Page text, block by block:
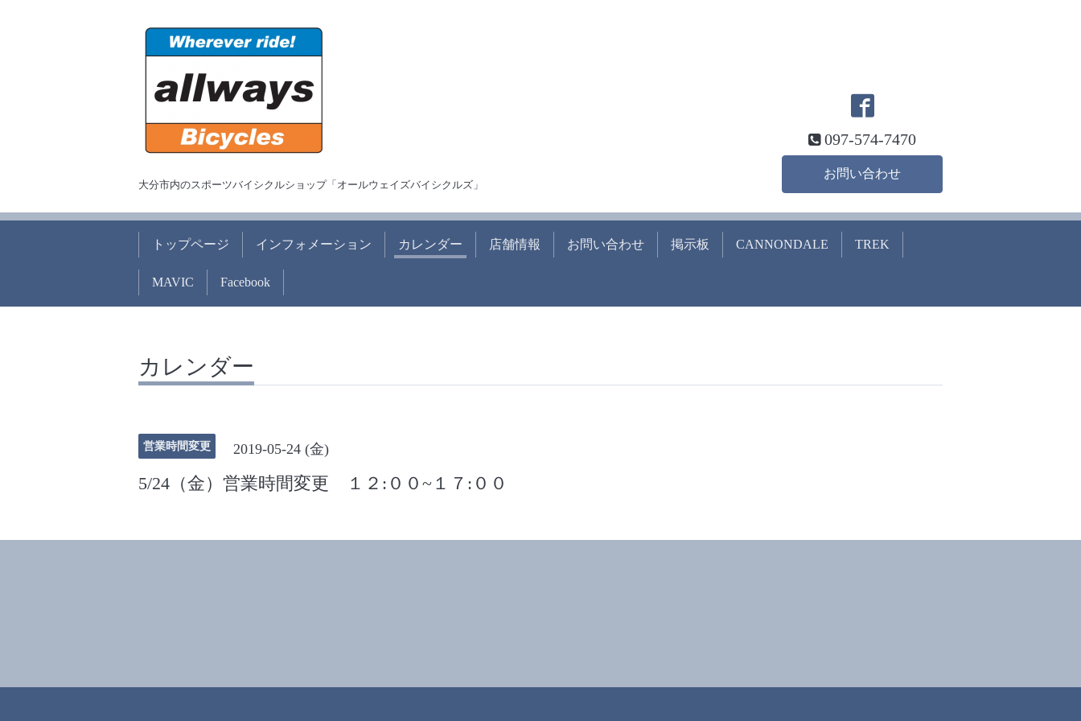
大分市内のスポーツバイシクルショップ「オールウェイズバイシクルズ」
097-574-7470
お問い合わせ
トップページ インフォメーション カレンダー 店舗情報 お問い合わせ 掲示板 CANNONDALE TREK
MAVIC Facebook
カレンダー
営業時間変更 2019-05-24 (金)
5/24（金）営業時間変更 １２:００~１７:００